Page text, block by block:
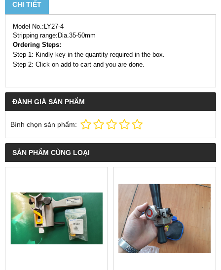
CHI TIẾT
Model No.:LY27-4
Stripping range:Dia.35-50mm
Ordering Steps:
Step 1: Kindly key in the quantity required in the box.
Step 2: Click on add to cart and you are done.
ĐÁNH GIÁ SẢN PHẨM
Bình chọn sản phẩm:
SẢN PHẨM CÙNG LOẠI